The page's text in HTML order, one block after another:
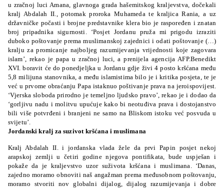
u zračnoj luci Amana, glavnoga grada hašemitskog kraljevstva, dočekali
kralj Abdalah II., potomak proroka Muhameda te kraljica Rania, a uz
državničke počasti i brojne predstavnike klera bio je raspoređen i znatan
broj pripadnika sigurnosti. ‘Posjet Jordanu pruža mi prigodu izraziti
duboko poštovanje prema muslimanskoj zajednici i odati poštovanje (…)
kralju za promicanje najboljeg razumijevanja vrijednosti koje zagovara
islam’, rekao je papa u zračnoj luci, a prenijela agencija AFP.Benedikt
XVI. boravit će do ponedjeljka u Jordanu gdje živi 4 posto kršćana među
5,8 milijuna stanovnika, a među islamistima bilo je i kritika posjeta, te je
već u prvome obraćanju Papa istaknuo poštivanje prava na jeroispovijest.
‘Vjerska sloboda prirodno je temeljno ljudsko pravo’, rekao je i dodao da
‘gorljivu nadu i molitvu upućuje kako bi neotuđiva prava i dostojanstvo
bili više potvrđeni i branjeni ne samo na Bliskom istoku već posvuda u
svijetu’.
Jordanski kralj za suzivot kršćana i muslimana
Kralj Abdalah II. i jordanska vlada žele da prvi Papin posjet nekoj
arapskoj zemlji u četiri godine njegova pontifikata, bude uspješan i
pokaže da je kraljevstvo uzor suživota kršćana i muslimana. ‘Danas,
zajedno moramo obnoviti naš angažman prema međusobnom poštovanju,
moramo stvoriti nov globalni dijalog, dijalog razumijevanja i dobre